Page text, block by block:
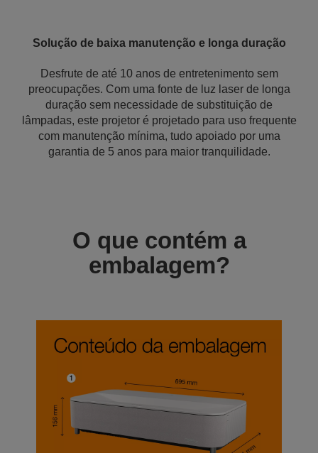
Solução de baixa manutenção e longa duração
Desfrute de até 10 anos de entretenimento sem
preocupações. Com uma fonte de luz laser de longa
duração sem necessidade de substituição de
lâmpadas, este projetor é projetado para uso frequente
com manutenção mínima, tudo apoiado por uma
garantia de 5 anos para maior tranquilidade.
O que contém a
embalagem?